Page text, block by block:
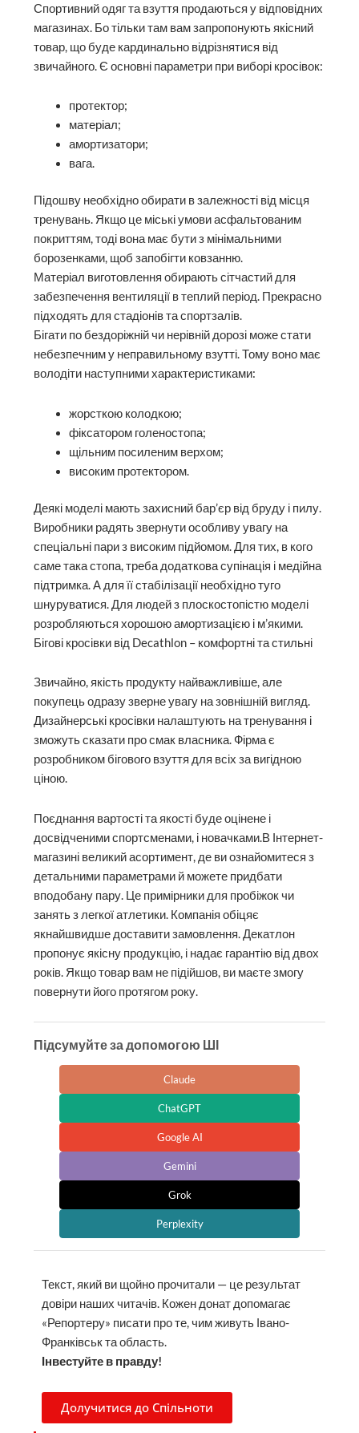
Спортивний одяг та взуття продаються у відповідних
магазинах. Бо тільки там вам запропонують якісний
товар, що буде кардинально відрізнятися від
звичайного. Є основні параметри при виборі кросівок:
протектор;
матеріал;
амортизатори;
вага.
Підошву необхідно обирати в залежності від місця
тренувань. Якщо це міські умови асфальтованим
покриттям, тоді вона має бути з мінімальними
борозенками, щоб запобігти ковзанню.
Матеріал виготовлення обирають сітчастий для
забезпечення вентиляції в теплий період. Прекрасно
підходять для стадіонів та спортзалів.
Бігати по бездоріжній чи нерівній дорозі може стати
небезпечним у неправильному взутті. Тому воно має
володіти наступними характеристиками:
жорсткою колодкою;
фіксатором голеностопа;
щільним посиленим верхом;
високим протектором.
Деякі моделі мають захисний бар’єр від бруду і пилу.
Виробники радять звернути особливу увагу на
спеціальні пари з високим підйомом. Для тих, в кого
саме така стопа, треба додаткова супінація і медійна
підтримка. А для її стабілізації необхідно туго
шнуруватися. Для людей з плоскостопістю моделі
розробляються хорошою амортизацією і м’якими.
Бігові кросівки від Decathlon – комфортні та стильні
Звичайно, якість продукту найважливіше, але
покупець одразу зверне увагу на зовнішній вигляд.
Дизайнерські кросівки налаштують на тренування і
зможуть сказати про смак власника. Фірма є
розробником бігового взуття для всіх за вигідною
ціною.
Поєднання вартості та якості буде оцінене і
досвідченими спортсменами, і новачками.В Інтернет-
магазині великий асортимент, де ви ознайомитеся з
детальними параметрами й можете придбати
вподобану пару. Це примірники для пробіжок чи
занять з легкої атлетики. Компанія обіцяє
якнайшвидше доставити замовлення. Декатлон
пропонує якісну продукцію, і надає гарантію від двох
років. Якщо товар вам не підійшов, ви маєте змогу
повернути його протягом року.
Підсумуйте за допомогою ШІ
Claude
ChatGPT
Google AI
Gemini
Grok
Perplexity
Текст, який ви щойно прочитали — це результат
довіри наших читачів. Кожен донат допомагає
«Репортеру» писати про те, чим живуть Івано-
Франківськ та область.
Інвестуйте в правду!
Долучитися до Спільноти